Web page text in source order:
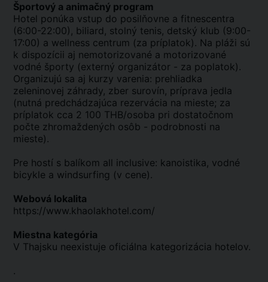
Športový a animačný program
Hotel ponúka vstup do posilňovne a fitnescentra
(6:00-22:00), biliard, stolný tenis, detský klub (9:00-
17:00) a wellness centrum (za príplatok). Na pláži sú
k dispozícii aj nemotorizované a motorizované
vodné športy (externý organizátor - za poplatok).
Organizujú sa aj kurzy varenia: prehliadka
zeleninovej záhrady, zber surovín, príprava jedla
(nutná predchádzajúca rezervácia na mieste; za
príplatok cca 2 100 THB/osoba pri dostatočnom
počte zhromaždených osôb - podrobnosti na
mieste).
Pre hostí s balíkom all inclusive: kanoistika, vodné
bicykle a windsurfing (v cene).
Webová lokalita
https://www.khaolakhotel.com/
Miestna kategória
V Thajsku neexistuje oficiálna kategorizácia hotelov.
.